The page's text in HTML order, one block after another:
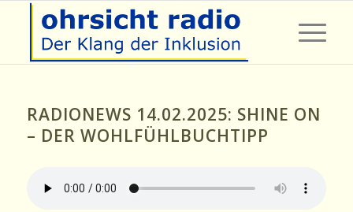
RADIONEWS 14.02.2025: SHINE ON
– DER WOHLFÜHLBUCHTIPP